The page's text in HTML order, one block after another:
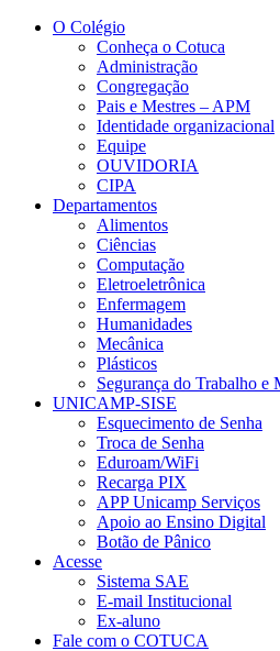
Conteúdo principal
O Colégio
Conheça o Cotuca
Administração
Congregação
Pais e Mestres – APM
Identidade organizacional
Equipe
OUVIDORIA
CIPA
Departamentos
Alimentos
Ciências
Computação
Eletroeletrônica
Enfermagem
Humanidades
Mecânica
Plásticos
Segurança do Trabalho e
UNICAMP-SISE
Esquecimento de Senha
Troca de Senha
Eduroam/WiFi
Recarga PIX
APP Unicamp Serviços
Apoio ao Ensino Digital
Botão de Pânico
Acesse
Sistema SAE
E-mail Institucional
Ex-aluno
Fale com o COTUCA